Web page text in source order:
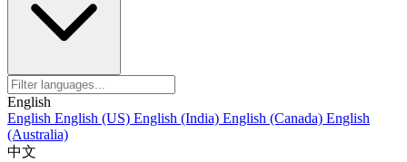
English
English English (US) English (India) English (Canada) English
(Australia)
中文